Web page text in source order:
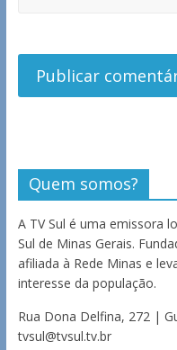
Quem somos?
A TV Sul é uma emissora
Sul de Minas Gerais.
afiliada à Rede Minas e
interesse da população.
Rua Dona Delfina, 272 |
tvsul@tvsul.tv.br